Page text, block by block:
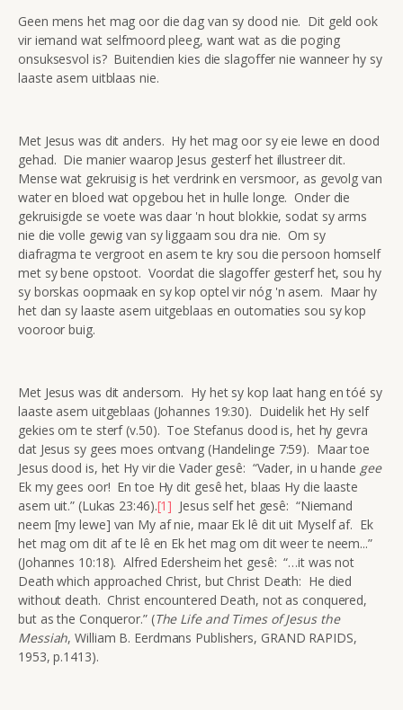
Geen mens het mag oor die dag van sy dood nie. Dit geld ook
vir iemand wat selfmoord pleeg, want wat as die poging
onsuksesvol is? Buitendien kies die slagoffer nie wanneer hy sy
laaste asem uitblaas nie.
Met Jesus was dit anders. Hy het mag oor sy eie lewe en dood
gehad. Die manier waarop Jesus gesterf het illustreer dit.
Mense wat gekruisig is het verdrink en versmoor, as gevolg van
water en bloed wat opgebou het in hulle longe. Onder die
gekruisigde se voete was daar 'n hout blokkie, sodat sy arms
nie die volle gewig van sy liggaam sou dra nie. Om sy
diafragma te vergroot en asem te kry sou die persoon homself
met sy bene opstoot. Voordat die slagoffer gesterf het, sou hy
sy borskas oopmaak en sy kop optel vir nóg 'n asem. Maar hy
het dan sy laaste asem uitgeblaas en outomaties sou sy kop
vooroor buig.
Met Jesus was dit andersom. Hy het sy kop laat hang en tóé sy
laaste asem uitgeblaas (Johannes 19:30). Duidelik het Hy self
gekies om te sterf (v.50). Toe Stefanus dood is, het hy gevra
dat Jesus sy gees moes ontvang (Handelinge 7:59). Maar toe
Jesus dood is, het Hy vir die Vader gesê: “Vader, in u hande gee
Ek my gees oor! En toe Hy dit gesê het, blaas Hy die laaste
asem uit.” (Lukas 23:46).[1] Jesus self het gesê: “Niemand
neem [my lewe] van My af nie, maar Ek lê dit uit Myself af. Ek
het mag om dit af te lê en Ek het mag om dit weer te neem...”
(Johannes 10:18). Alfred Edersheim het gesê: “…it was not
Death which approached Christ, but Christ Death: He died
without death. Christ encountered Death, not as conquered,
but as the Conqueror.” (The Life and Times of Jesus the
Messiah, William B. Eerdmans Publishers, GRAND RAPIDS,
1953, p.1413).